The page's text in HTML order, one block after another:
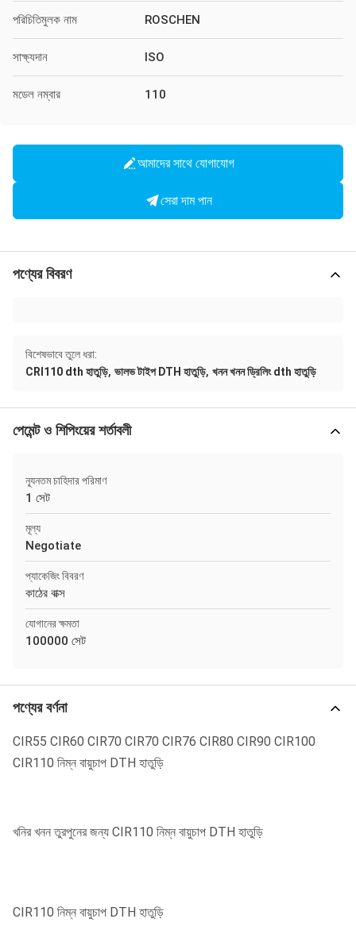
পরিচিতিমুলক নাম ROSCHEN
সাক্ষ্যদান ISO
মডেল নম্বার 110
আমাদের সাথে যোগাযোগ
সেরা দাম পান
পণ্যের বিবরণ
বিশেষভাবে তুলে ধরা:
CRI110 dth হাতুড়ি, ভালভ টাইপ DTH হাতুড়ি, খনন খনন ড্রিলিং dth হাতুড়ি
পেমেন্ট ও শিপিংয়ের শর্তাবলী
ন্যূনতম চাহিদার পরিমাণ
1 সেট
মূল্য
Negotiate
প্যাকেজিং বিবরণ
কাঠের বাক্স
যোগানের ক্ষমতা
100000 সেট
পণ্যের বর্ণনা
CIR55 CIR60 CIR70 CIR70 CIR76 CIR80 CIR90 CIR100
CIR110 নিম্ন বায়ুচাপ DTH হাতুড়ি
খনির খনন তুরপুনের জন্য CIR110 নিম্ন বায়ুচাপ DTH হাতুড়ি
CIR110 নিম্ন বায়ুচাপ DTH হাতুড়ি